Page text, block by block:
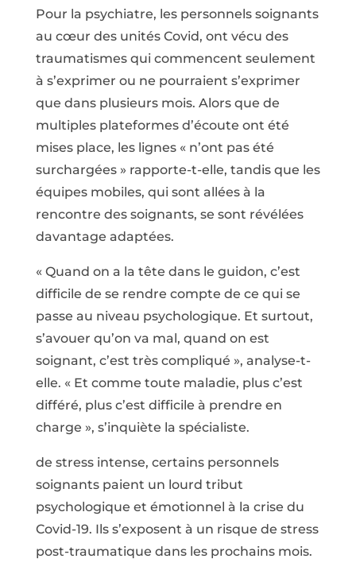
Pour la psychiatre, les personnels soignants
au cœur des unités Covid, ont vécu des
traumatismes qui commencent seulement
à s’exprimer ou ne pourraient s’exprimer
que dans plusieurs mois. Alors que de
multiples plateformes d’écoute ont été
mises place, les lignes « n’ont pas été
surchargées » rapporte-t-elle, tandis que les
équipes mobiles, qui sont allées à la
rencontre des soignants, se sont révélées
davantage adaptées.
« Quand on a la tête dans le guidon, c’est
difficile de se rendre compte de ce qui se
passe au niveau psychologique. Et surtout,
s’avouer qu’on va mal, quand on est
soignant, c’est très compliqué », analyse-t-
elle. « Et comme toute maladie, plus c’est
différé, plus c’est difficile à prendre en
charge », s’inquiète la spécialiste.
de stress intense, certains personnels
soignants paient un lourd tribut
psychologique et émotionnel à la crise du
Covid-19. Ils s’exposent à un risque de stress
post-traumatique dans les prochains mois.